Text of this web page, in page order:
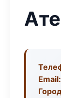
Email: